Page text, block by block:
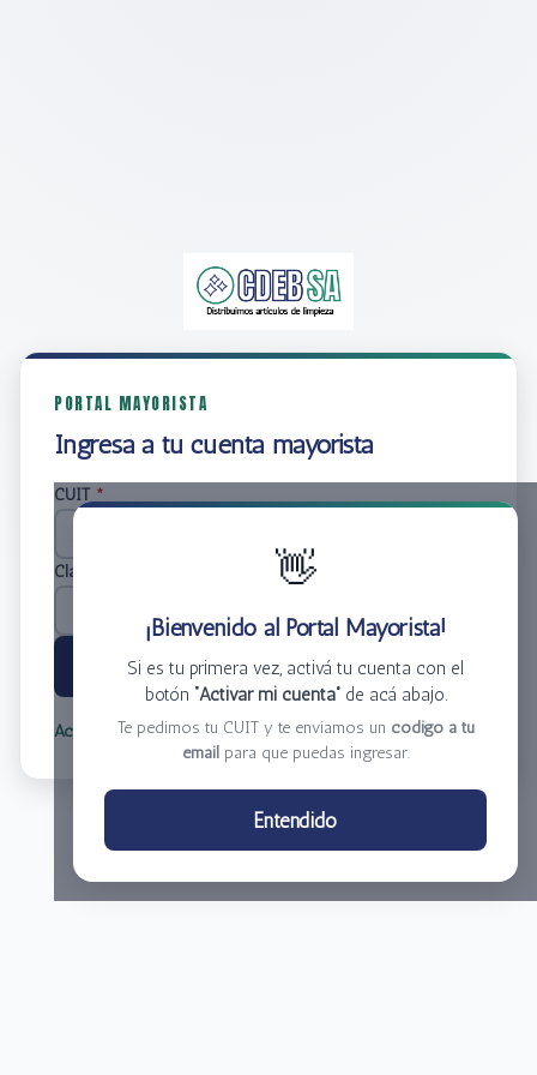
PORTAL MAYORISTA
Ingresá a tu cuenta mayorista
👋
¡Bienvenido al Portal Mayorista!
Si es tu primera vez, activá tu cuenta con el
botón “Activar mi cuenta”de acá abajo.
Te pedimos tu CUIT y te enviamos un código a tu
email para que puedas ingresar.
Entendido
CUIT *
Clave
Ingresar
Activar mi cuenta Olvidé mi clave
Centro de Distribución El Bacha S.A.